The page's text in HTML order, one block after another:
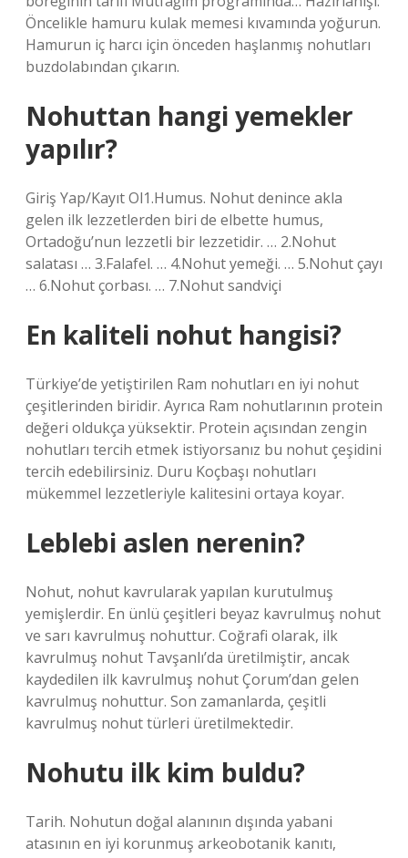
Öncelikle hamuru kulak memesi kıvamında yoğurun.
Hamurun iç harcı için önceden haşlanmış nohutları
buzdolabından çıkarın.
Nohuttan hangi yemekler
yapılır?
Giriş Yap/Kayıt Ol1.Humus. Nohut denince akla
gelen ilk lezzetlerden biri de elbette humus,
Ortadoğu’nun lezzetli bir lezzetidir. … 2.Nohut
salatası … 3.Falafel. … 4.Nohut yemeği. … 5.Nohut çayı
… 6.Nohut çorbası. … 7.Nohut sandviçi
En kaliteli nohut hangisi?
Türkiye’de yetiştirilen Ram nohutları en iyi nohut
çeşitlerinden biridir. Ayrıca Ram nohutlarının protein
değeri oldukça yüksektir. Protein açısından zengin
nohutları tercih etmek istiyorsanız bu nohut çeşidini
tercih edebilirsiniz. Duru Koçbaşı nohutları
mükemmel lezzetleriyle kalitesini ortaya koyar.
Leblebi aslen nerenin?
Nohut, nohut kavrularak yapılan kurutulmuş
yemişlerdir. En ünlü çeşitleri beyaz kavrulmuş nohut
ve sarı kavrulmuş nohuttur. Coğrafi olarak, ilk
kavrulmuş nohut Tavşanlı’da üretilmiştir, ancak
kaydedilen ilk kavrulmuş nohut Çorum’dan gelen
kavrulmuş nohuttur. Son zamanlarda, çeşitli
kavrulmuş nohut türleri üretilmektedir.
Nohutu ilk kim buldu?
Tarih. Nohutun doğal alanının dışında yabani
atasının en iyi korunmuş arkeobotanik kanıtı,